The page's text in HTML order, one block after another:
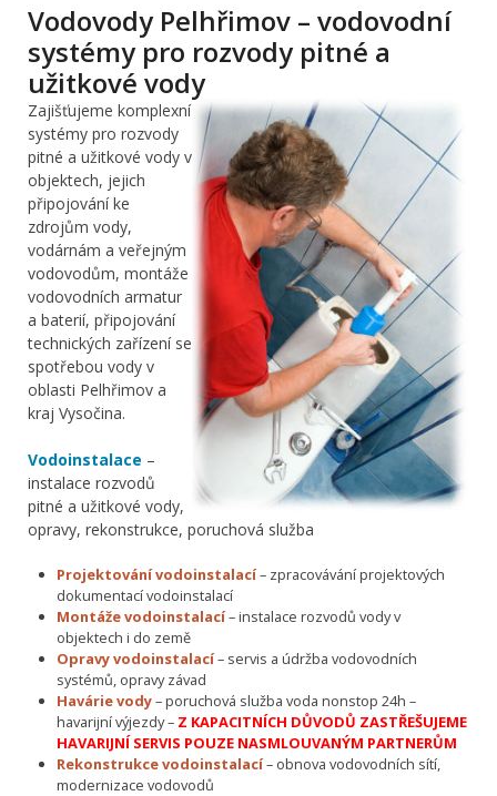
Vodovody Pelhřimov – vodovodní
systémy pro rozvody pitné a
užitkové vody
Zajišťujeme komplexní
systémy pro rozvody
pitné a užitkové vody v
objektech, jejich
připojování ke
zdrojům vody,
vodárnám a veřejným
vodovodům, montáže
vodovodních armatur
a baterií, připojování
technických zařízení se
spotřebou vody v
oblasti Pelhřimov a
kraj Vysočina.
Vodoinstalace –
instalace rozvodů
pitné a užitkové vody,
opravy, rekonstrukce, poruchová služba
Projektování vodoinstalací– zpracovávání projektových
dokumentací vodoinstalací
Montáže vodoinstalací– instalace rozvodů vody v
objektech i do země
Opravy vodoinstalací– servis a údržba vodovodních
systémů, opravy závad
Havárie vody– poruchová služba voda nonstop 24h –
havarijní výjezdy – Z KAPACITNÍCH DŮVODŮ ZASTŘEŠUJEME
HAVARIJNÍ SERVIS POUZE NASMLOUVANÝM PARTNERŮM
Rekonstrukce vodoinstalací– obnova vodovodních sítí,
modernizace vodovodů